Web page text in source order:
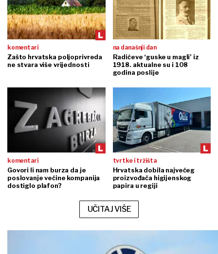
komentari
Zašto hrvatska poljoprivreda
ne stvara više vrijednosti
na današnji dan
Radićeve ‘guske u magli’ iz
1918. aktualne su i 108
godina poslije
komentari
Govori li nam burza da je
poslovanje većine kompanija
dostiglo plafon?
tvrtke i tržišta
Hrvatska dobila najvećeg
proizvođača higijenskog
papira u regiji
UČITAJ VIŠE